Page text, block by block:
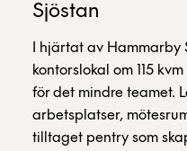
Sjöstan
I hjärtat av
kontorslokal om 115
för det mindre teamet.
arbetsplatser,
tilltaget pentry som